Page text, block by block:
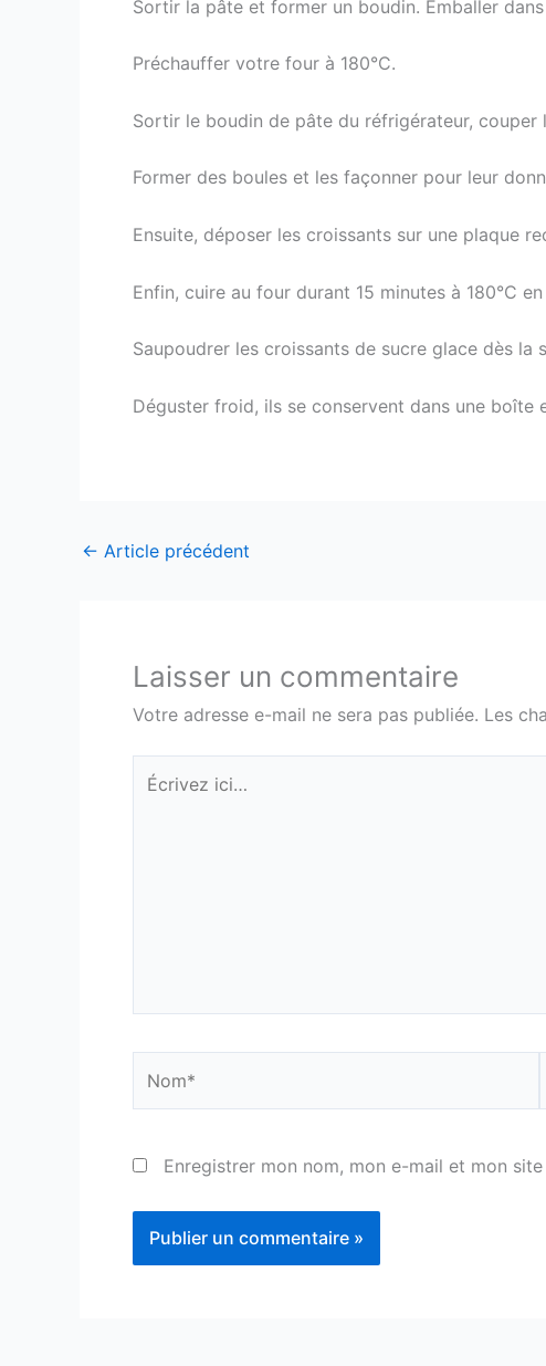
Sortir la pâte et former un boudin. Emballer
Préchauffer votre four à 180°C.
Sortir le boudin de pâte du réfrigérateur, couper
Former des boules et les façonner pour leur
Ensuite, déposer les croissants sur une plaque
Enfin, cuire au four durant 15 minutes à 180°C
Saupoudrer les croissants de sucre glace dès
Déguster froid, ils se conservent dans une boîte
← Article précédent
Laisser un commentaire
Votre adresse e-mail ne sera pas publiée. Les
Écrivez
ici…
Enregistrer mon nom, mon e-mail et mon